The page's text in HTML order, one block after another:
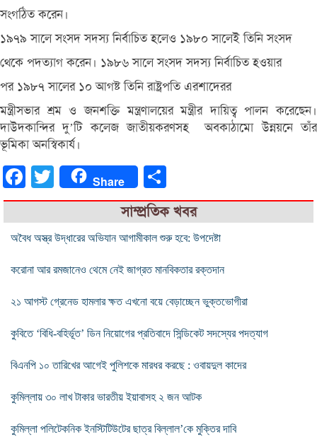
সংগঠিত করেন।
১৯৭৯ সালে সংসদ সদস্য নির্বাচিত হলেও ১৯৮০ সালেই তিনি সংসদ
থেকে পদত্যাগ করেন। ১৯৮৬ সালে সংসদ সদস্য নির্বাচিত হওয়ার
পর ১৯৮৭ সালের ১০ আগষ্ট তিনি রাষ্ট্রপতি এরশাদেরর
মন্ত্রীসভার শ্রম ও জনশক্তি মন্ত্রণালয়ের মন্ত্রীর দায়িত্ব পালন করেছেন।
দাউদকান্দির দু’টি কলেজ জাতীয়করণসহ অবকাঠামো উন্নয়নে তাঁর
ভূমিকা অনস্বিকার্য।
FacebookTwitter Share
সাম্প্রতিক খবর
অবৈধ অস্ত্র উদ্ধারের অভিযান আগামীকাল শুরু হবে: উপদেষ্টা
করোনা আর রমজানেও থেমে নেই জাগ্রত মানবিকতার রক্তদান
২১ আগস্ট গ্রেনেড হামলার ক্ষত এখনো বয়ে বেড়াচ্ছেন ভুক্তভোগীরা
কুবিতে ‘বিধি-বহির্ভূত’ ডিন নিয়োগের প্রতিবাদে সিন্ডিকেট সদস্যের পদত্যাগ
বিএনপি ১০ তারিখের আগেই পুলিশকে মারধর করছে : ওবায়দুল কাদের
কুমিল্লায় ৩০ লাখ টাকার ভারতীয় ইয়াবাসহ ২ জন আটক
কুমিল্লা পলিটেকনিক ইনস্টিটিউটের ছাত্র বিল্লাল’কে মুক্তির দাবি